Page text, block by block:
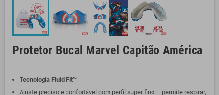
Protetor Bucal Marvel Capitão América
Tecnologia Fluid Fit™
Ajuste preciso e confortável com perfil super fino – permite respirar,